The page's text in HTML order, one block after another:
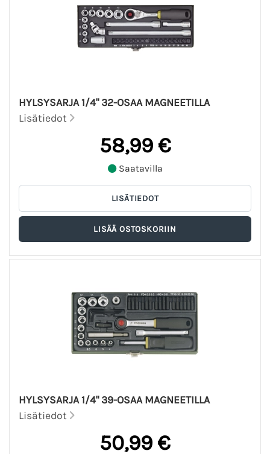
HYLSYSARJA 1/4" 32-OSAA MAGNEETILLA
Lisätiedot
58,99 €
Saatavilla
HYLSYSARJA 1/4" 39-OSAA MAGNEETILLA
Lisätiedot
50,99 €